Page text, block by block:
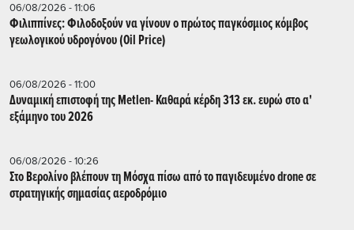
06/08/2026 - 11:06
Φιλιππίνες: Φιλοδοξούν να γίνουν ο πρώτος παγκόσμιος κόμβος
γεωλογικού υδρογόνου (Oil Price)
06/08/2026 - 11:00
Δυναμική επιστοφή της Metlen- Καθαρά κέρδη 313 εκ. ευρώ στο α'
εξάμηνο του 2026
06/08/2026 - 10:26
Στο Βερολίνο βλέπουν τη Μόσχα πίσω από το παγιδευμένο drone σε
στρατηγικής σημασίας αεροδρόμιο